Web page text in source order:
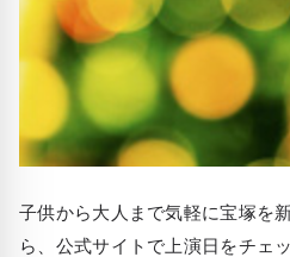
子供から大人まで気軽に宝塚を
ら、公式サイトで上演日をチェ